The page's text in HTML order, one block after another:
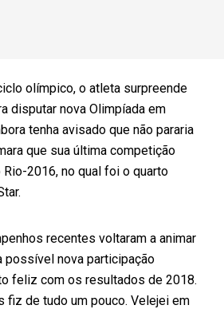
olímpico, o atleta surpreende
disputar nova Olimpíada em
tenha avisado que não pararia
que sua última competição
2016, no qual foi o quarto
recentes voltaram a animar
possível nova participação
feliz com os resultados de 2018.
fiz de tudo um pouco. Velejei em